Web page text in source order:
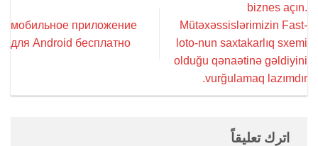
biznes açın.
Mütəxəssislərimizin Fast-
loto-nun saxtakarlıq sxemi
olduğu qənaətinə gəldiyini
vurğulamaq lazımdır.
мобильное приложение
для Android бесплатно
اترك تعليقاً